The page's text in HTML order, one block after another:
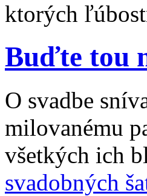
ktorých
Buďte tou
O svadbe
milovanému
všetkých ich
svadobných